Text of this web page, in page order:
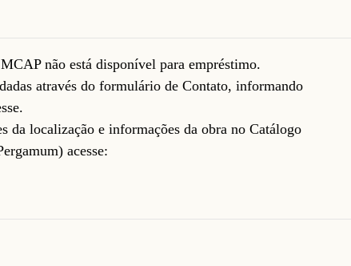
não está disponível para empréstimo.
através do formulário deContato, informando
da localização e informações da obra no Catálogo
acesse: